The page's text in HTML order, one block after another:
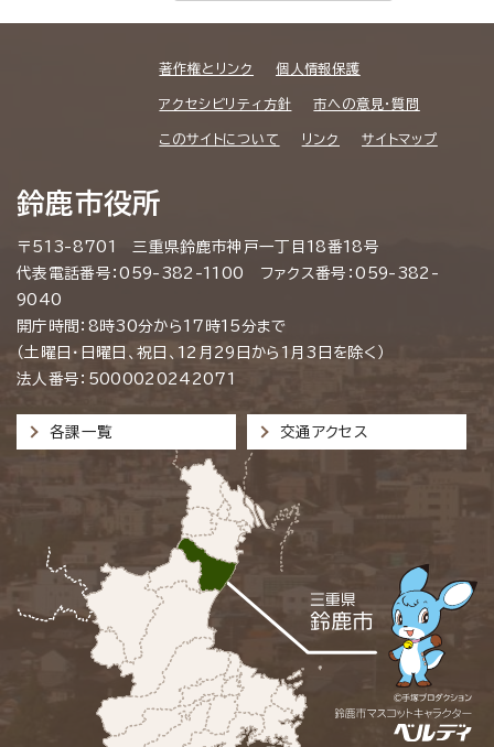
著作権とリンク 個人情報保護
アクセシビリティ方針 市への意見・質問
このサイトについて リンク サイトマップ
鈴鹿市役所
〒513-8701 三重県鈴鹿市神戸一丁目18番18号
代表電話番号：059-382-1100 ファクス番号：059-382-
9040
開庁時間：8時30分から17時15分まで
（土曜日・日曜日、祝日、12月29日から1月3日を除く）
法人番号：5000020242071
各課一覧 交通アクセス